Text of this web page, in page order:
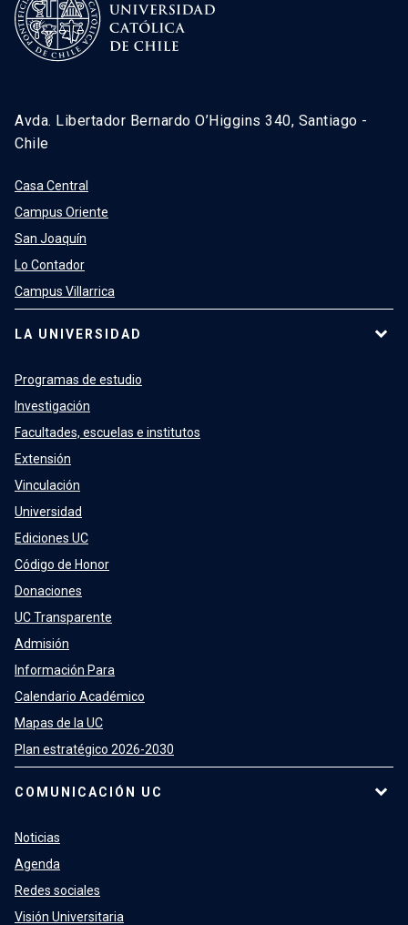
Avda. Libertador Bernardo O’Higgins 340, Santiago -
Chile
Casa Central
Campus Oriente
San Joaquín
Lo Contador
Campus Villarrica
LA UNIVERSIDAD
Programas de estudio
Investigación
Facultades, escuelas e institutos
Extensión
Vinculación
Universidad
Ediciones UC
Código de Honor
Donaciones
UC Transparente
Admisión
Información Para
Calendario Académico
Mapas de la UC
Plan estratégico 2026-2030
COMUNICACIÓN UC
Noticias
Agenda
Redes sociales
Visión Universitaria